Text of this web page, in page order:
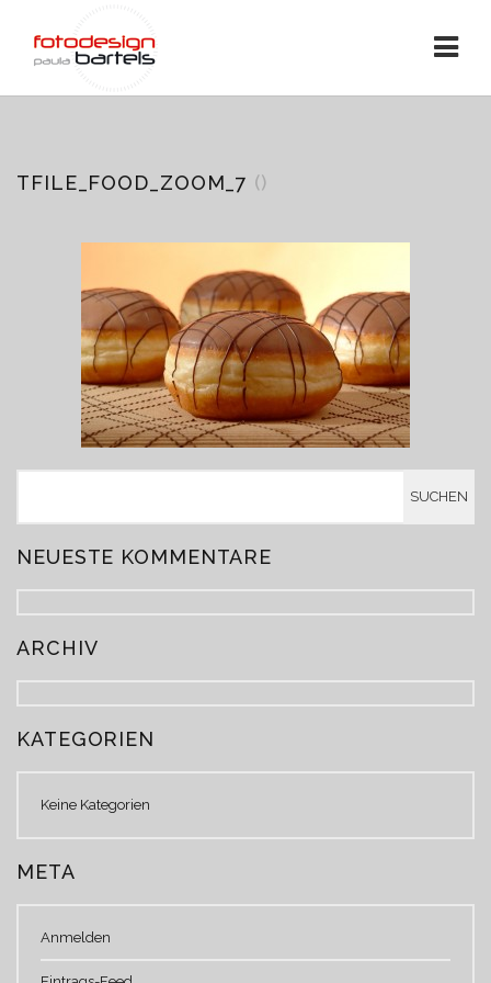
TFILE_FOOD_ZOOM_7 ()
NEUESTE KOMMENTARE
ARCHIV
KATEGORIEN
Keine Kategorien
META
Anmelden